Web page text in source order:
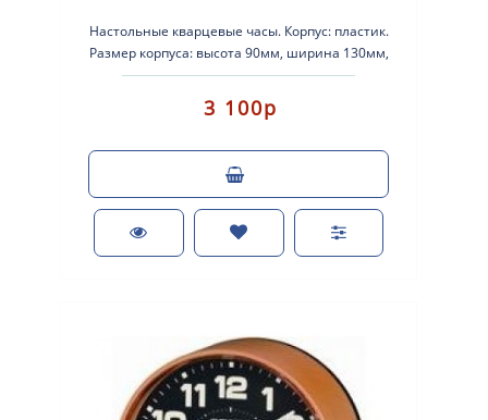
Настольные кварцевые часы. Корпус: пластик.
Размер корпуса: высота 90мм, ширина 130мм,
глубина 60мм.Плавный ход секундной стрелки...
3 100р